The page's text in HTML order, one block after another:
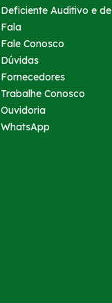
Deficiente Auditivo e de
Fala
Fale Conosco
Dúvidas
Fornecedores
Trabalhe Conosco
Ouvidoria
WhatsApp